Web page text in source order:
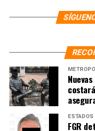
ESTADOS
FGR